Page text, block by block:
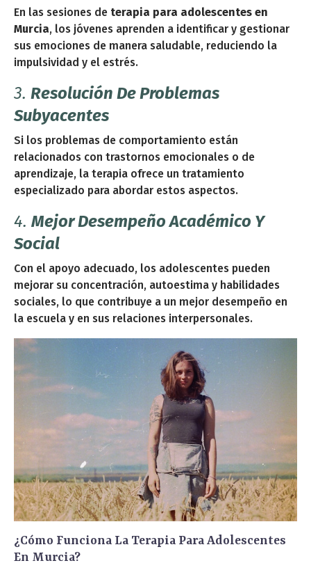
En las sesiones de terapia para adolescentes en
Murcia, los jóvenes aprenden a identificar y gestionar
sus emociones de manera saludable, reduciendo la
impulsividad y el estrés.
3. Resolución De Problemas
Subyacentes
Si los problemas de comportamiento están
relacionados con trastornos emocionales o de
aprendizaje, la terapia ofrece un tratamiento
especializado para abordar estos aspectos.
4. Mejor Desempeño Académico Y
Social
Con el apoyo adecuado, los adolescentes pueden
mejorar su concentración, autoestima y habilidades
sociales, lo que contribuye a un mejor desempeño en
la escuela y en sus relaciones interpersonales.
¿Cómo Funciona La Terapia Para Adolescentes
En Murcia?